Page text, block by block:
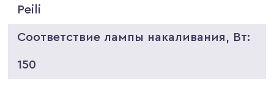
Peili
Соответствие лампы накаливания, Вт:
150